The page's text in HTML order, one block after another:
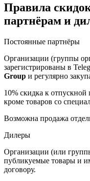
Правила
партнёрам и
Постоянные партнёры
Организации (группы
зарегистрированы в
Group и регулярно
10% скидка к отпускной
кроме товаров со
Возможна продажа
Дилеры
Организации (или
публикуемые товары и
договору.